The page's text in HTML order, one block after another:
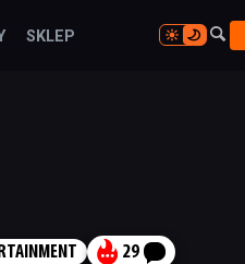
SKLEP 
29